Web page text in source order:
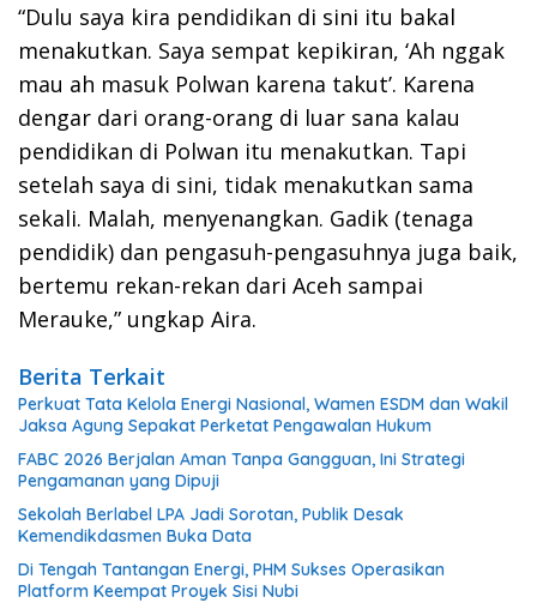
“Dulu saya kira pendidikan di sini itu bakal
menakutkan. Saya sempat kepikiran, ‘Ah nggak
mau ah masuk Polwan karena takut’. Karena
dengar dari orang-orang di luar sana kalau
pendidikan di Polwan itu menakutkan. Tapi
setelah saya di sini, tidak menakutkan sama
sekali. Malah, menyenangkan. Gadik (tenaga
pendidik) dan pengasuh-pengasuhnya juga baik,
bertemu rekan-rekan dari Aceh sampai
Merauke,” ungkap Aira.
Berita Terkait
Perkuat Tata Kelola Energi Nasional, Wamen ESDM dan Wakil
Jaksa Agung Sepakat Perketat Pengawalan Hukum
FABC 2026 Berjalan Aman Tanpa Gangguan, Ini Strategi
Pengamanan yang Dipuji
Sekolah Berlabel LPA Jadi Sorotan, Publik Desak
Kemendikdasmen Buka Data
Di Tengah Tantangan Energi, PHM Sukses Operasikan
Platform Keempat Proyek Sisi Nubi